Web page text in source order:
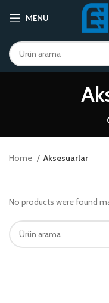
MENU
Home Aksesuarlar
No products were found